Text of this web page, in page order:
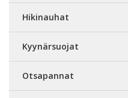
Hikinauhat
Kyynärsuojat
Otsapannat